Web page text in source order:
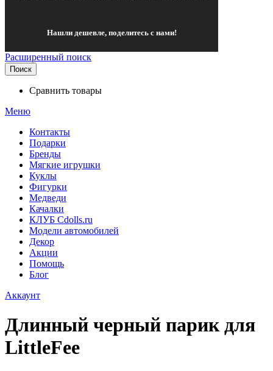
Нашли дешевле, поделитесь с нами!
Расширенный поиск
Поиск
Сравнить товары
Меню
Контакты
Подарки
Бренды
Мягкие игрушки
Куклы
Фигурки
Медведи
Качалки
КЛУБ Cdolls.ru
Модели автомобилей
Декор
Акции
Помощь
Блог
Аккаунт
Длинный черный парик для
LittleFee